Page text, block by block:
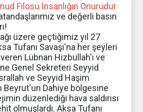
Filosu İnsanlığın Onurudur
ve değerli basın
üzere geçtiğimiz yıl 27
Tufanı Savaşı'na her şeyleri
Lübnan Hizbullah'ı ve
Genel Sekreteri Seyyid
ve Seyyid Haşim
Beyrut'un Dahiye bölgesine
düzenlediği hava saldırısı
olmuşlardı. Aksa Tufanı